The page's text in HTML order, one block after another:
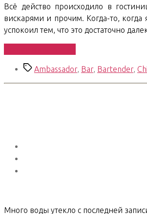
Всё действо происходило в
вискарями и прочим. Когда-то, когда
успокоил тем, что это достаточно
05.
Chivas
МеткиAmbassador, Bar, Bartender,
Много воды утекло с последней